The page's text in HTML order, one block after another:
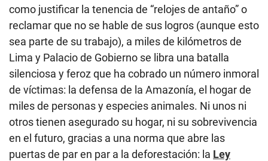
como justificar la tenencia de “relojes de antaño” o
reclamar que no se hable de sus logros (aunque esto
sea parte de su trabajo), a miles de kilómetros de
Lima y Palacio de Gobierno se libra una batalla
silenciosa y feroz que ha cobrado un número inmoral
de víctimas: la defensa de la Amazonía, el hogar de
miles de personas y especies animales. Ni unos ni
otros tienen asegurado su hogar, ni su sobrevivencia
en el futuro, gracias a una norma que abre las
puertas de par en par a la deforestación: la Ley